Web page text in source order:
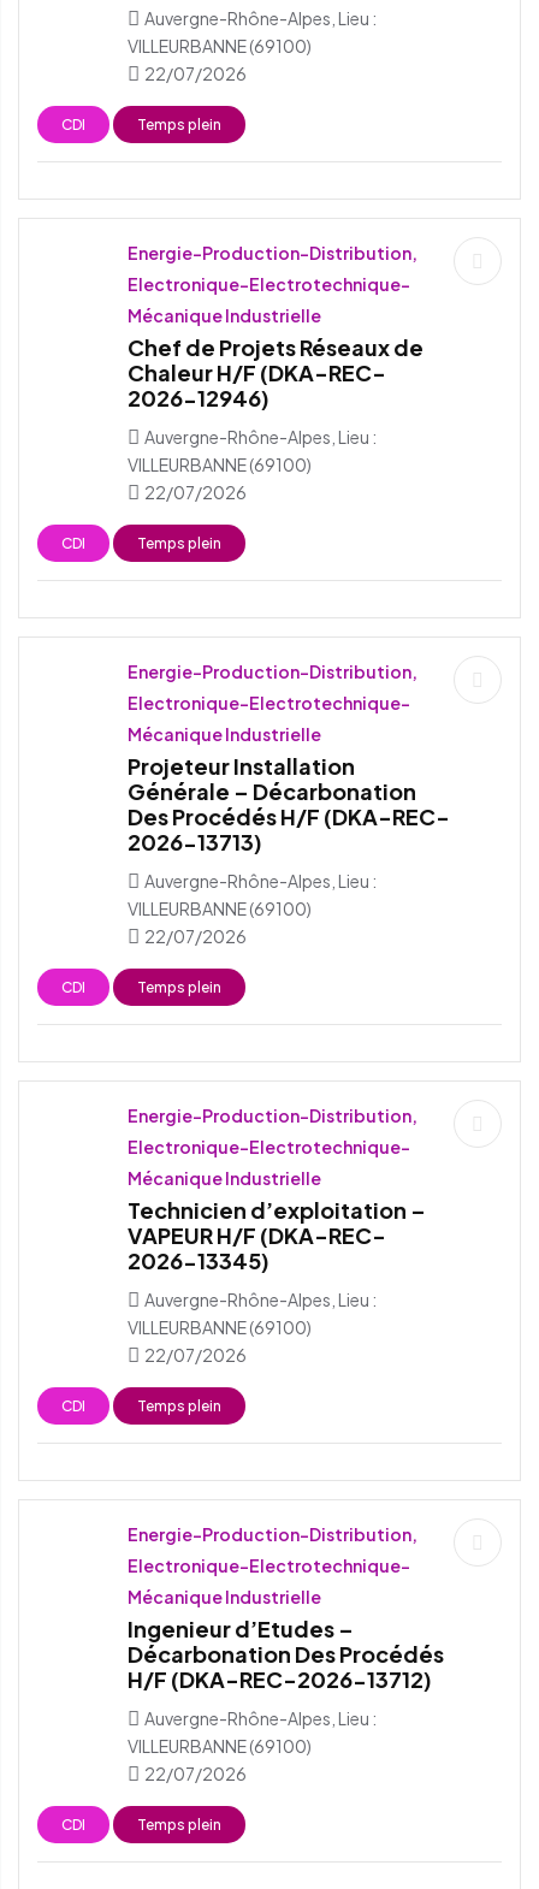
Auvergne-Rhône-Alpes, Lieu :
VILLEURBANNE (69100)
22/07/2026
CDI Temps plein
Energie-Production-Distribution,
Electronique-Electrotechnique-
Mécanique Industrielle
Chef de Projets Réseaux de
Chaleur H/F (DKA-REC-
2026-12946)
Auvergne-Rhône-Alpes, Lieu :
VILLEURBANNE (69100)
22/07/2026
CDI Temps plein
Energie-Production-Distribution,
Electronique-Electrotechnique-
Mécanique Industrielle
Projeteur Installation
Générale – Décarbonation
Des Procédés H/F (DKA-REC-
2026-13713)
Auvergne-Rhône-Alpes, Lieu :
VILLEURBANNE (69100)
22/07/2026
CDI Temps plein
Energie-Production-Distribution,
Electronique-Electrotechnique-
Mécanique Industrielle
Technicien d’exploitation –
VAPEUR H/F (DKA-REC-
2026-13345)
Auvergne-Rhône-Alpes, Lieu :
VILLEURBANNE (69100)
22/07/2026
CDI Temps plein
Energie-Production-Distribution,
Electronique-Electrotechnique-
Mécanique Industrielle
Ingenieur d’Etudes –
Décarbonation Des Procédés
H/F (DKA-REC-2026-13712)
Auvergne-Rhône-Alpes, Lieu :
VILLEURBANNE (69100)
22/07/2026
CDI Temps plein